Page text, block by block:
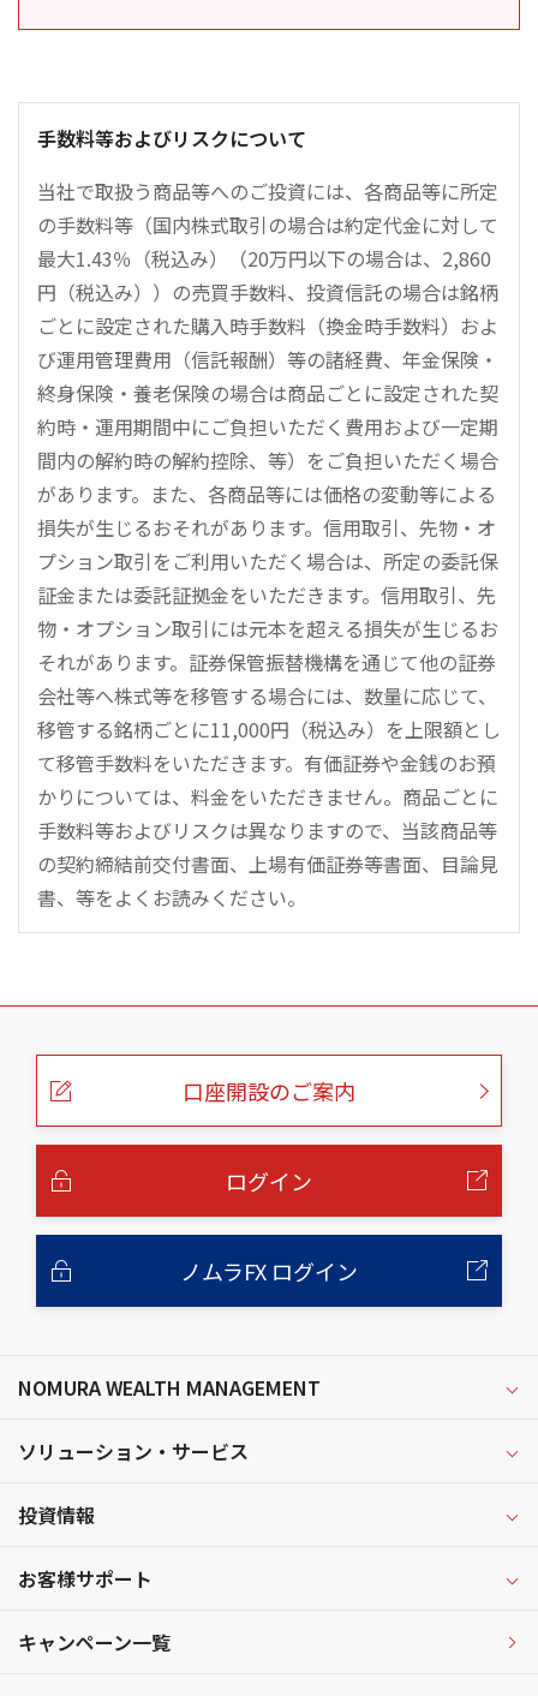
手数料等およびリスクについて
当社で取扱う商品等へのご投資には、各商品等に所定
の手数料等（国内株式取引の場合は約定代金に対して
最大1.43％（税込み）（20万円以下の場合は、2,860
円（税込み））の売買手数料、投資信託の場合は銘柄
ごとに設定された購入時手数料（換金時手数料）およ
び運用管理費用（信託報酬）等の諸経費、年金保険・
終身保険・養老保険の場合は商品ごとに設定された契
約時・運用期間中にご負担いただく費用および一定期
間内の解約時の解約控除、等）をご負担いただく場合
があります。また、各商品等には価格の変動等による
損失が生じるおそれがあります。信用取引、先物・オ
プション取引をご利用いただく場合は、所定の委託保
証金または委託証拠金をいただきます。信用取引、先
物・オプション取引には元本を超える損失が生じるお
それがあります。証券保管振替機構を通じて他の証券
会社等へ株式等を移管する場合には、数量に応じて、
移管する銘柄ごとに11,000円（税込み）を上限額とし
て移管手数料をいただきます。有価証券や金銭のお預
かりについては、料金をいただきません。商品ごとに
手数料等およびリスクは異なりますので、当該商品等
の契約締結前交付書面、上場有価証券等書面、目論見
書、等をよくお読みください。
こ
口座開設のご案内
ログイン
ノムラFX ログイン
NOMURA WEALTH MANAGEMENT
ソリューション・サービス
投資情報
お客様サポート
キャンペーン一覧